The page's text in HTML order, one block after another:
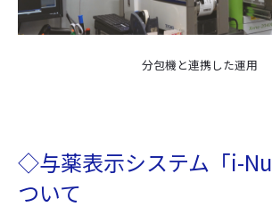
分包機と連携した運用
◇与薬表示システム「i-
ついて